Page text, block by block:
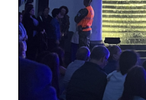
@oficina.do.largo
@clube_robotica.esaq
ESCOLA
ALUNOS